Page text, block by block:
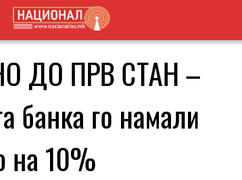
ДО ПРВ СТАН –
банка го намали
на 10%